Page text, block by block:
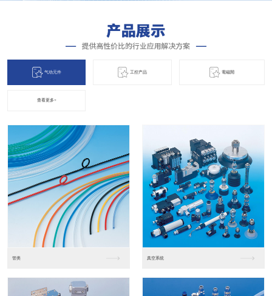
气动元件 工控产品 電磁閞
查看更多+
进口松下PLC2 进口松下PLC